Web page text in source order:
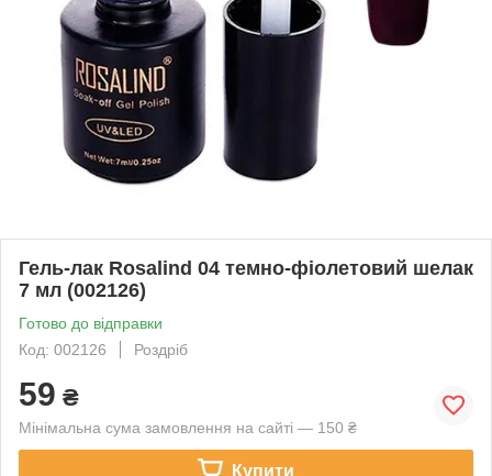
Гель-лак Rosalind 04 темно-фіолетовий шелак
7 мл (002126)
Готово до відправки
Код: 002126
Роздріб
59 ₴
Мінімальна сума замовлення на сайті — 150 ₴
Купити